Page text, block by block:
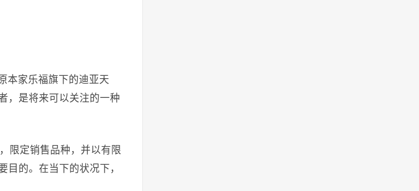
本家乐福旗下的迪亚天
，是将来可以关注的一种
限定销售品种，并以有限
目的。在当下的状况下，